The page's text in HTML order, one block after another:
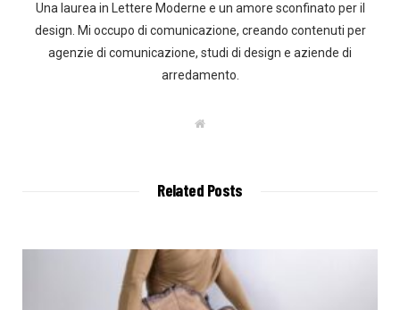
Una laurea in Lettere Moderne e un amore sconfinato per il
design. Mi occupo di comunicazione, creando contenuti per
agenzie di comunicazione, studi di design e aziende di
arredamento.
W
Related Posts